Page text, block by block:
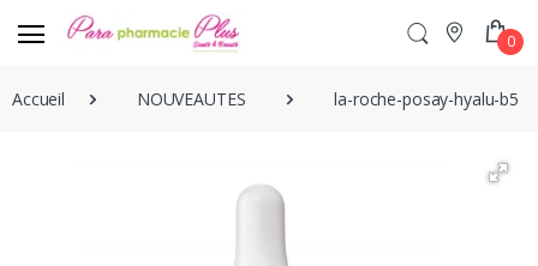
0
Accueil NOUVEAUTES la-roche-posay-hyalu-b5-